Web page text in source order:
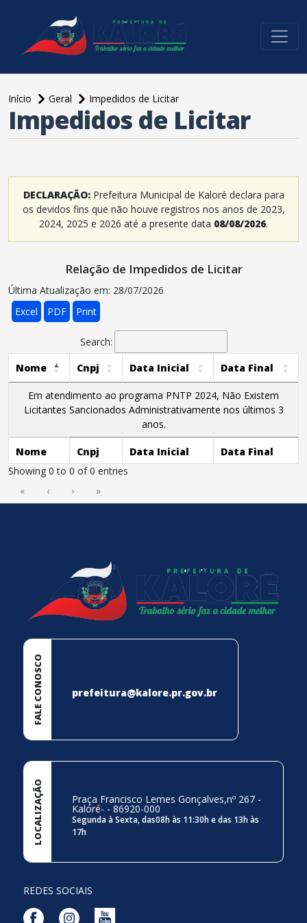
Início Geral Impedidos de Licitar
Impedidos de Licitar
DECLARAÇÃO:Prefeitura Municipal de Kaloré declara para
os devidos fins que não houve registros nos anos de 2023,
2024, 2025 e 2026 até a presente data 08/08/2026.
Relação de Impedidos de Licitar
Última Atualização em: 28/07/2026
Excel
PDF Print
Search:
Nome
Cnpj Data Inicial Data Final
Em atendimento ao programa PNTP 2024, Não Existem
Licitantes Sancionados Administrativamente nos últimos 3
anos.
Nome Cnpj Data Inicial
Data Final
Showing 0 to 0 of 0 entries
«
‹ ›
»
FALE CONOSCO prefeitura@kalore.pr.gov.br
LOCALIZAÇÃO Praça Francisco Lemes Gonçalves,nº 267 -
Kaloré- - 86920-000
Segunda à Sexta, das08h às 11:30h e das 13h às
17h
REDES SOCIAIS